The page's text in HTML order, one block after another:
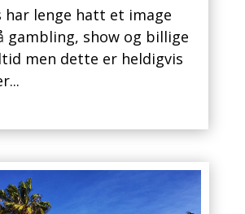
har lenge hatt et image
gambling, show og billige
men dette er heldigvis